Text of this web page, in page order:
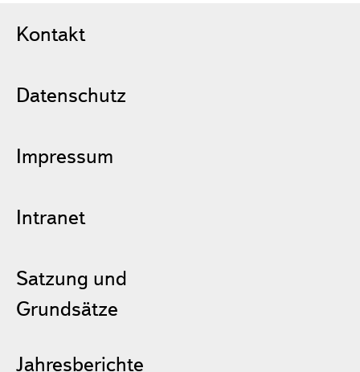
Kontakt
Datenschutz
Impressum
Intranet
Satzung und
Grundsätze
Jahresberichte